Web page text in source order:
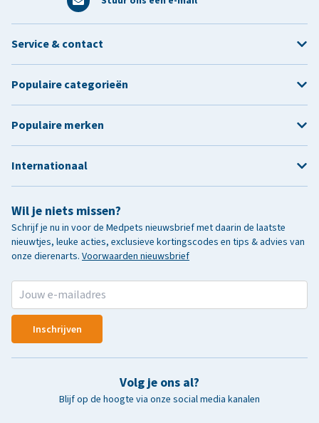
Wil je niets missen?
Schrijf je nu in voor de Medpets nieuwsbrief met daarin de laatste
nieuwtjes, leuke acties, exclusieve kortingscodes en tips & advies van
onze dierenarts. Voorwaarden nieuwsbrief
Inschrijven
Volg je ons al?
Blijf op de hoogte via onze social media kanalen
Service & contact
Populaire categorieën
Populaire merken
Internationaal